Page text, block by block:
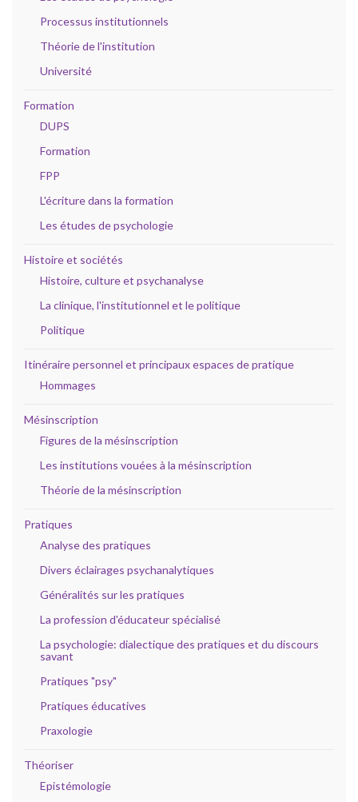
Processus institutionnels
Théorie de l'institution
Université
Formation
DUPS
Formation
FPP
L'écriture dans la formation
Les études de psychologie
Histoire et sociétés
Histoire, culture et psychanalyse
La clinique, l'institutionnel et le politique
Politique
Itinéraire personnel et principaux espaces de pratique
Hommages
Mésinscription
Figures de la mésinscription
Les institutions vouées à la mésinscription
Théorie de la mésinscription
Pratiques
Analyse des pratiques
Divers éclairages psychanalytiques
Généralités sur les pratiques
La profession d'éducateur spécialisé
La psychologie: dialectique des pratiques et du discours
savant
Pratiques "psy"
Pratiques éducatives
Praxologie
Théoriser
Epistémologie